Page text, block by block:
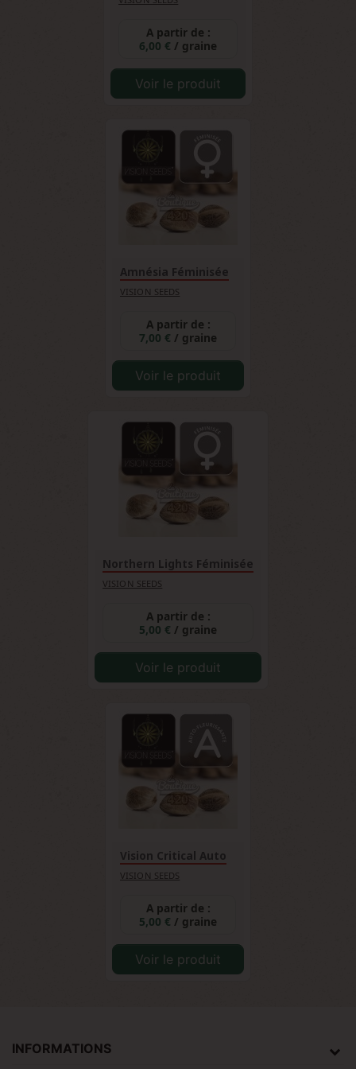
A partir de :
6,00 € / graine
Voir le produit
Amnésia Féminisée
VISION SEEDS
A partir de :
7,00 € / graine
Voir le produit
Northern Lights Féminisée
VISION SEEDS
A partir de :
5,00 € / graine
Voir le produit
Vision Critical Auto
VISION SEEDS
A partir de :
5,00 € / graine
Voir le produit
INFORMATIONS